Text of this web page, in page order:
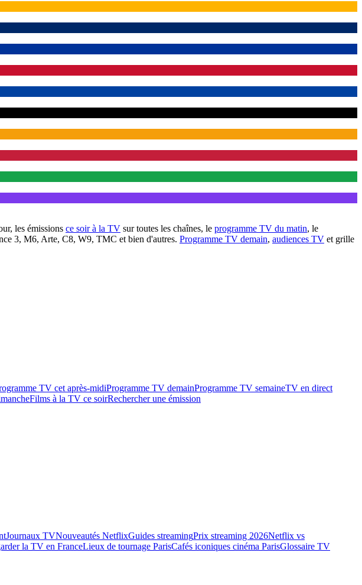
les émissions ce soir à la TV sur toutes les chaînes, le programme TV du matin, le
3, M6, Arte, C8, W9, TMC et bien d'autres. Programme TV demain, audiences TV et grille
TV cet après-midiProgramme TV demainProgramme TV semaineTV en direct
Films à la TV ce soirRechercher une émission
Journaux TVNouveautés NetflixGuides streamingPrix streaming 2026Netflix vs
la TV en FranceLieux de tournage ParisCafés iconiques cinéma ParisGlossaire TV